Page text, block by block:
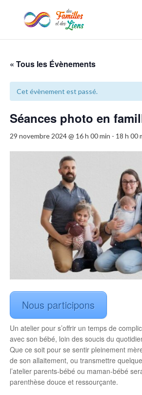
« Tous les Évènements
Cet évènement est passé.
Séances photo en
29 novembre 2024 @ 16 h 00 min - 18 h 00
Nous participons
Un atelier pour s’offrir un temps de
avec son bébé, loin des soucis du
Que ce soit pour se sentir pleinement
de son allaitement, ou transmettre
l’atelier parents-bébé ou maman-bébé
parenthèse douce et ressourçante.